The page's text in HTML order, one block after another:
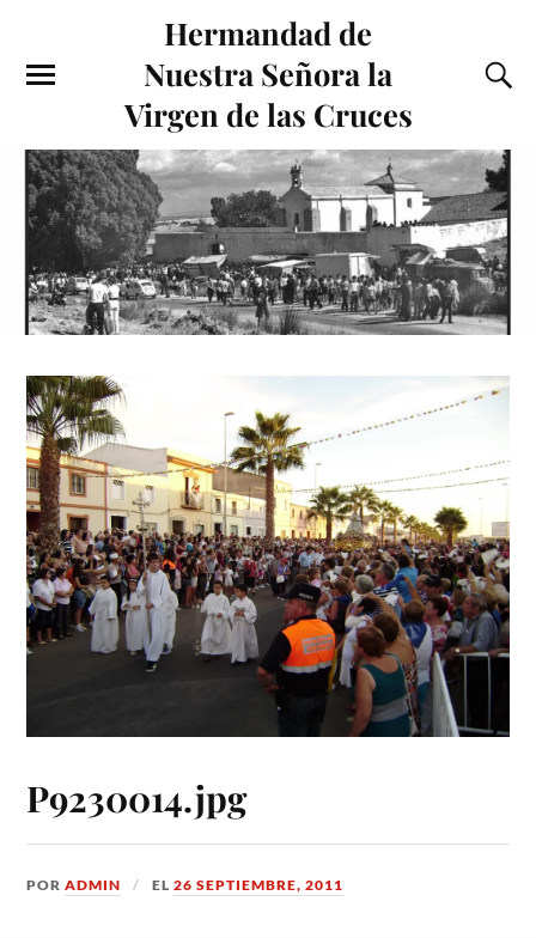
Hermandad de
Nuestra Señora la
Virgen de las Cruces
P9230014.jpg
PORADMIN EL26 SEPTIEMBRE, 2011